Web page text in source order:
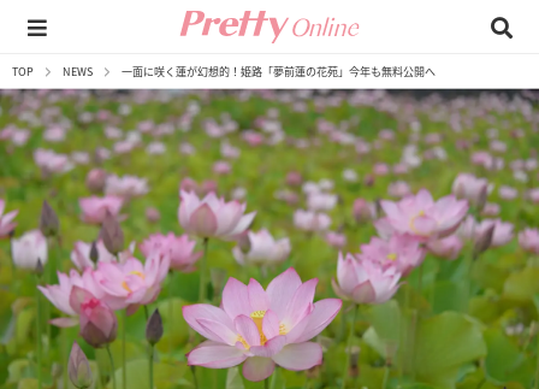
TOP NEWS 一面に咲く蓮が幻想的！姫路「夢前蓮の花苑」今年も無料公開へ